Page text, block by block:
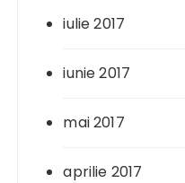
iulie 2017
iunie 2017
mai 2017
aprilie 2017